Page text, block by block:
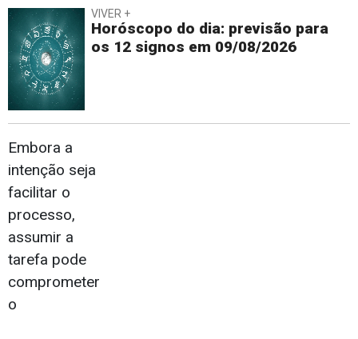
VIVER +
Horóscopo do dia: previsão para
os 12 signos em 09/08/2026
Embora a
intenção seja
facilitar o
processo,
assumir a
tarefa pode
comprometer
o